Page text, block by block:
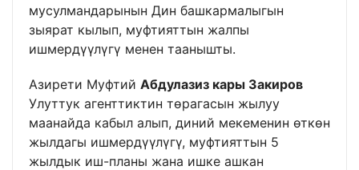
мусулмандарынын Дин башкармалыгын
зыярат кылып, муфтияттын жалпы
ишмердүүлүгү менен таанышты.
Азирети Муфтий Абдулазиз кары Закиров
Улуттук агенттиктин төрагасын жылуу
маанайда кабыл алып, диний мекеменин өткөн
жылдагы ишмердүүлүгү, муфтияттын 5
жылдык иш-планы жана ишке ашкан